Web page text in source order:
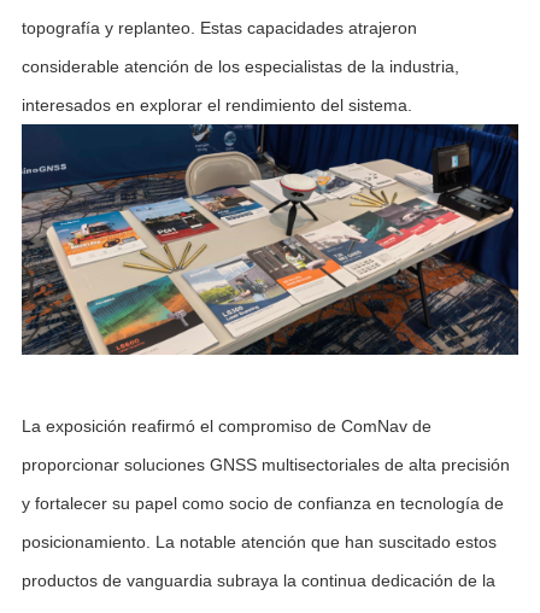
topografía y replanteo. Estas capacidades atrajeron
considerable atención de los especialistas de la industria,
interesados en explorar el rendimiento del sistema.
La exposición reafirmó el compromiso de ComNav de
proporcionar soluciones GNSS multisectoriales de alta precisión
y fortalecer su papel como socio de confianza en tecnología de
posicionamiento. La notable atención que han suscitado estos
productos de vanguardia subraya la continua dedicación de la